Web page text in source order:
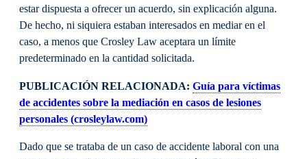
estar dispuesta a ofrecer un acuerdo, sin explicación alguna.
De hecho, ni siquiera estaban interesados en mediar en el
caso, a menos que Crosley Law aceptara un límite
predeterminado en la cantidad solicitada.
PUBLICACIÓN RELACIONADA: Guía para víctimas
de accidentes sobre la mediación en casos de lesiones
personales (crosleylaw.com)
Dado que se trataba de un caso de accidente laboral con una